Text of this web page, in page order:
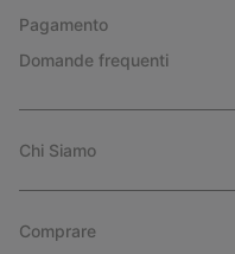
Pagamento
Domande frequenti
Chi Siamo
Comprare